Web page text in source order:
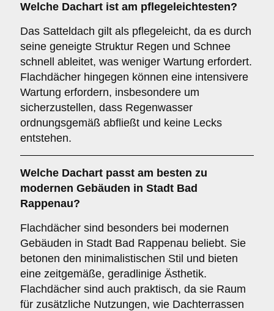
Welche Dachart ist am pflegeleichtesten?
Das Satteldach gilt als pflegeleicht, da es durch
seine geneigte Struktur Regen und Schnee
schnell ableitet, was weniger Wartung erfordert.
Flachdächer hingegen können eine intensivere
Wartung erfordern, insbesondere um
sicherzustellen, dass Regenwasser
ordnungsgemäß abfließt und keine Lecks
entstehen.
Welche Dachart passt am besten zu
modernen Gebäuden in Stadt Bad
Rappenau?
Flachdächer sind besonders bei modernen
Gebäuden in Stadt Bad Rappenau beliebt. Sie
betonen den minimalistischen Stil und bieten
eine zeitgemäße, geradlinige Ästhetik.
Flachdächer sind auch praktisch, da sie Raum
für zusätzliche Nutzungen, wie Dachterrassen